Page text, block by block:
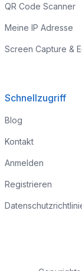
QR Code Scanner
Meine IP Adresse
Screen Capture &
Schnellzugriff
Blog
Kontakt
Anmelden
Registrieren